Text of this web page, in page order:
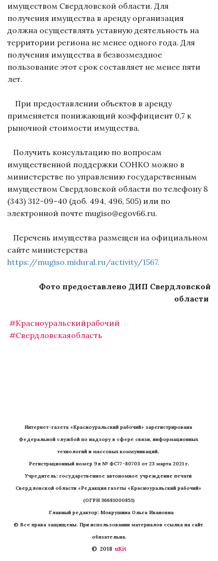
имуществом Свердловской области. Для
получения имущества в аренду организация
должна осуществлять уставную деятельность на
территории региона не менее одного года. Для
получения имущества в безвозмездное
пользование этот срок составляет не менее пяти
лет.
При предоставлении объектов в аренду
применяется понижающий коэффициент 0,7 к
рыночной стоимости имущества.
Получить консультацию по вопросам
имущественной поддержки СОНКО можно в
министерстве по управлению государственным
имуществом Свердловской области по телефону 8
(343) 312-09-40 (доб. 494, 496, 505) или по
электронной почте mugiso@egov66.ru.
Перечень имущества размещен на официальном
сайте министерства
https://mugiso.midural.ru/activity/1567.
Фото предоставлено ДИП Свердловской
области
#Красноуральскийрабочий
#Свердловскаяобласть
Интернет-газета «Красноуральский рабочий» зарегистрирована
Федеральной службой по надзору в сфере связи, информационных
технологий и массовых коммуникаций.
Регистрационный номер Эл № ФС77-80703 от 23 марта 2021 г.
Учредитель: государственное автономное учреждение печати
Свердловской области «Редакция газеты «Красноуральский рабочий»
(ОГРН 36681000851)
   Главный редактор: Мокрушина Ольга Ивановна
© Все права защищены. При использовании материалов ссылка на сайт
обязательна.
©  2018 uKit